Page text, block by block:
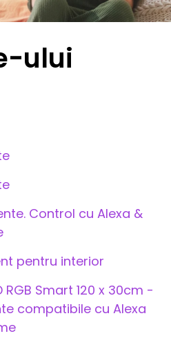
ului
Control cu Alexa &
pentru interior
RGB Smart 120 x 30cm -
compatibile cu Alexa